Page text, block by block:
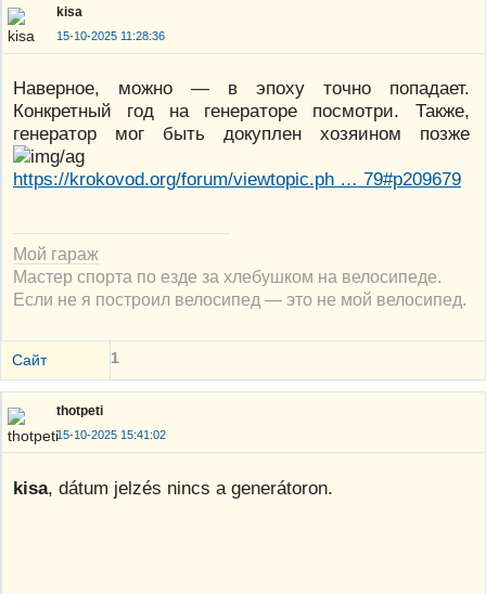
kisa
15-10-2025 11:28:36
Наверное, можно — в эпоху точно попадает.
Конкретный год на генераторе посмотри. Также,
генератор мог быть докуплен хозяином позже
https://krokovod.org/forum/viewtopic.ph … 79#p209679
Мой гараж
Мастер спорта по езде за хлебушком на велосипеде.
Если не я построил велосипед — это не мой велосипед.
Сайт 1
thotpeti
15-10-2025 15:41:02
kisa, dátum jelzés nincs a generátoron.